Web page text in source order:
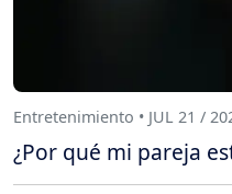
Entretenimiento • JUL 21 /
¿Por qué mi pareja